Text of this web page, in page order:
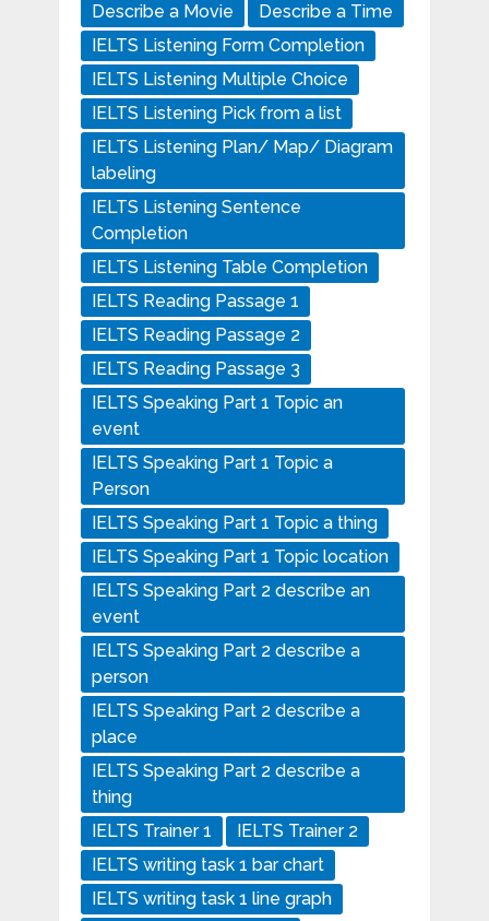
Describe a Movie
Describe a Time
IELTS Listening Form Completion
IELTS Listening Multiple Choice
IELTS Listening Pick from a list
IELTS Listening Plan/ Map/ Diagram
labeling
IELTS Listening Sentence
Completion
IELTS Listening Table Completion
IELTS Reading Passage 1
IELTS Reading Passage 2
IELTS Reading Passage 3
IELTS Speaking Part 1 Topic an
event
IELTS Speaking Part 1 Topic a
Person
IELTS Speaking Part 1 Topic a thing
IELTS Speaking Part 1 Topic location
IELTS Speaking Part 2 describe an
event
IELTS Speaking Part 2 describe a
person
IELTS Speaking Part 2 describe a
place
IELTS Speaking Part 2 describe a
thing
IELTS Trainer 1
IELTS Trainer 2
IELTS writing task 1 bar chart
IELTS writing task 1 line graph